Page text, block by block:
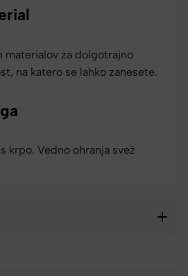
materialov za dolgotrajno
na katero se lahko zanesete.
krpo. Vedno ohranja svež